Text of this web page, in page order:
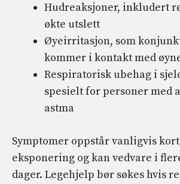
Hudreaksjoner, inkludert
økte utslett
Øyeirritasjon, som
kommer i kontakt med
Respiratorisk ubehag i
spesielt for personer med
astma
Symptomer oppstår vanligvis
eksponering og kan vedvare i
dager. Legehjelp bør søkes hvis